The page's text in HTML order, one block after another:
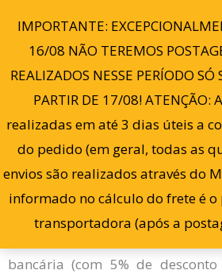
IMPORTANTE:
16/08 NÃO TEREMOS
REALIZADOS NESSE PERÍODO SÓ
PARTIR DE 17/08! ATENÇÃO:
realizadas em até 3 dias úteis a
do pedido (em geral, todas as
envios são realizados através do
informado no cálculo do frete é o
transportadora (após a
para
conteúdo
Formas de Pagamento
Os pagamentos somente
toda segurança, por
possibilidade de parcelamento
conforme informado pela
bancária (com 5% de